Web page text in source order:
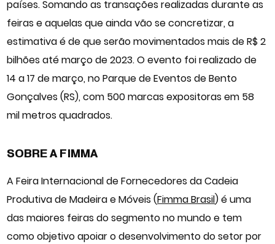
países. Somando as transações realizadas durante as
feiras e aquelas que ainda vão se concretizar, a
estimativa é de que serão movimentados mais de R$ 2
bilhões até março de 2023. O evento foi realizado de
14 a 17 de março, no Parque de Eventos de Bento
Gonçalves (RS), com 500 marcas expositoras em 58
mil metros quadrados.
SOBRE A FIMMA
A Feira Internacional de Fornecedores da Cadeia
Produtiva de Madeira e Móveis (Fimma Brasil) é uma
das maiores feiras do segmento no mundo e tem
como objetivo apoiar o desenvolvimento do setor por